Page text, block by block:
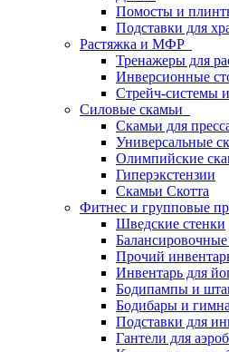
Помосты и
Подставки для
Растяжка и МФР
Тренажеры для
Инверсионные
Стрейч-системы
Силовые скамьи
Скамьи для
Универсальные
Олимпийские
Гиперэкстензии
Скамьи Скотта
Фитнес и групповые
Шведские стенки
Прочий
Инвентарь для
Бодипампы и
Бодибары и
Подставки для
Гантели для